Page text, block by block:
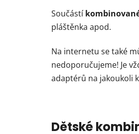
Součástí
pláštěnka apod.
Na internetu se také
nedoporučujeme! Je
adaptérů na jakoukoli
Dětské